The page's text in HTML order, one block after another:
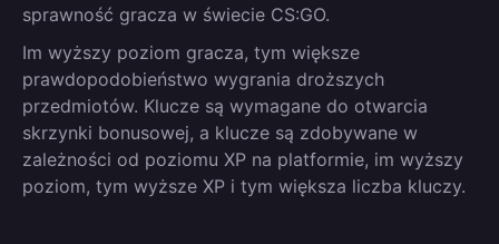
sprawność gracza w świecie CS:GO.
Im wyższy poziom gracza, tym większe
prawdopodobieństwo wygrania droższych
przedmiotów. Klucze są wymagane do otwarcia
skrzynki bonusowej, a klucze są zdobywane w
zależności od poziomu XP na platformie, im wyższy
poziom, tym wyższe XP i tym większa liczba kluczy.